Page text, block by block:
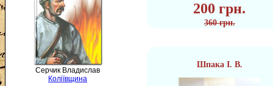
Серчик Владислав
Коліївщина
200 грн.
360 грн.
Шпака І. В.